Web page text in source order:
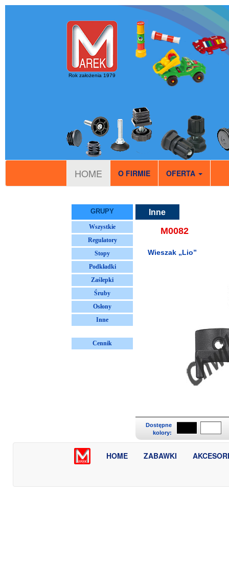
Rok założenia 1979
HOME O FIRMIE OFERTA
GRUPY
Wszystkie
Regulatory
Stopy
Podkładki
Zaślepki
Śruby
Osłony
Inne
Cennik
Inne
M0082
Wieszak „Lio”
Dostępne
kolory:
HOME ZABAWKI